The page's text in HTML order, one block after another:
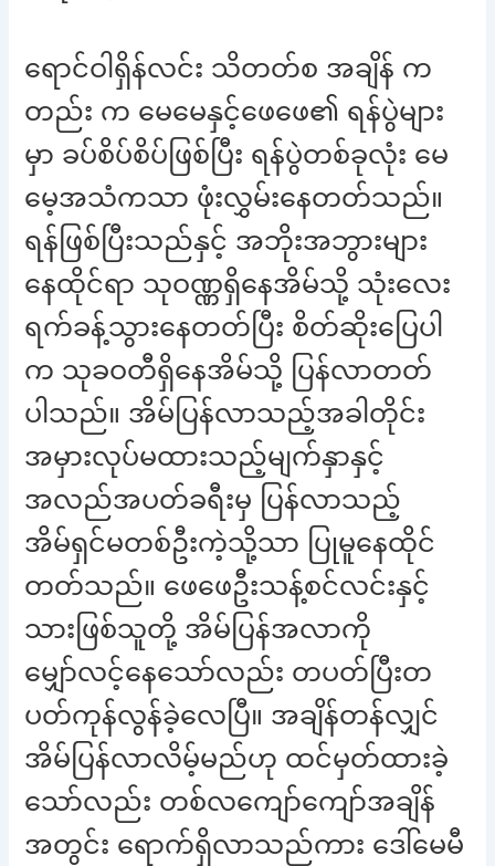
ရောင်ဝါရှိန်လင်း သိတတ်စ အချိန် က
တည်း က မေမေနှင့်ဖေဖေ၏ ရန်ပွဲများ
မှာ ခပ်စိပ်စိပ်ဖြစ်ပြီး ရန်ပွဲတစ်ခုလုံး မေ
မေ့အသံကသာ ဖုံးလွှမ်းနေတတ်သည်။
ရန်ဖြစ်ပြီးသည်နှင့် အဘိုးအဘွားများ
နေထိုင်ရာ သုဝဏ္ဏရှိနေအိမ်သို့ သုံးလေး
ရက်ခန့်သွားနေတတ်ပြီး စိတ်ဆိုးပြေပါ
က သုခဝတီရှိနေအိမ်သို့ ပြန်လာတတ်
ပါသည်။ အိမ်ပြန်လာသည့်အခါတိုင်း
အမှားလုပ်မထားသည့်မျက်နှာနှင့်
အလည်အပတ်ခရီးမှ ပြန်လာသည့်
အိမ်ရှင်မတစ်ဦးကဲ့သို့သာ ပြုမူနေထိုင်
တတ်သည်။ ဖေဖေဦးသန့်စင်လင်းနှင့်
သားဖြစ်သူတို့ အိမ်ပြန်အလာကို
မျှော်လင့်နေသော်လည်း တပတ်ပြီးတ
ပတ်ကုန်လွန်ခဲ့လေပြီ။ အချိန်တန်လျှင်
အိမ်ပြန်လာလိမ့်မည်ဟု ထင်မှတ်ထားခဲ့
သော်လည်း တစ်လကျော်ကျော်အချိန်
အတွင်း ရောက်ရှိလာသည်ကား ဒေါ်မေမီ